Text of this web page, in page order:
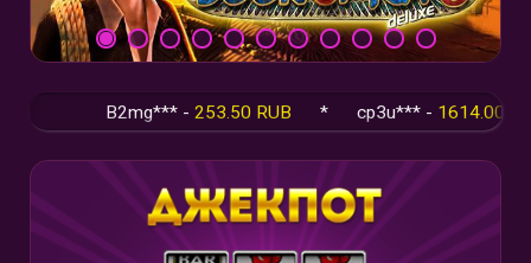
B2mg*** -253.50 RUB * cp3u*** -1614.00 RUB